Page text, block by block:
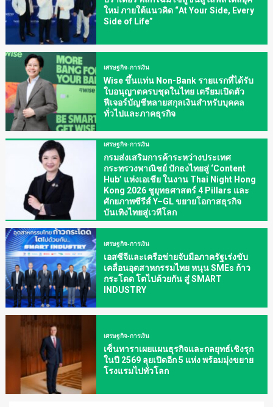
ใหม่ ภายใต้แนวคิด “At Your Side, Every
Side of Life”
เศรษฐกิจ-การเงิน
Wise ขึ้นแท่น Non-Bank รายแรกที่ได้รับ
ใบอนุญาตครบชุดในไทย เตรียมเปิดตัว
ฟีเจอร์บัญชีหลายสกุลเงินสำหรับบุคคล
ทั่วไปและภาคธุรกิจ
เศรษฐกิจ-การเงิน
กรมส่งเสริมการค้าระหว่างประเทศ
กระทรวงพาณิชย์ ปักธงไทยสู่ ‘Content
Hub’ แห่งเอเชีย ในงาน Thai Night Hong
Kong 2026 ชูยุทธศาสตร์ 4 Pillars และ
ศักยภาพซีรีส์ Y–GL ขยายโอกาสธุรกิจ
บันเทิงไทยสู่เวทีโลก
เศรษฐกิจ-การเงิน
เอสซีจีและเครือข่ายจับมือภาครัฐเร่งขับ
เคลื่อนอุตสาหกรรมไทย หนุน SMEs ก้าว
กระโดด โตไปด้วยกัน สู่ SMART
INDUSTRY
เศรษฐกิจ-การเงิน
เซ็นทาราเผยแผนธุรกิจและกลยุทธ์เชิงรุก
ในปี 2569 ลุยเปิดอีก 5 แห่ง พร้อมมุ่งขยาย
โรงแรมไปทั่วโลก